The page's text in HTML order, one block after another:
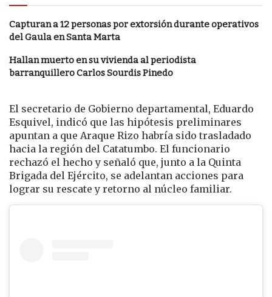
Capturan a 12 personas por extorsión durante operativos
del Gaula en Santa Marta
Hallan muerto en su vivienda al periodista
barranquillero Carlos Sourdis Pinedo
El secretario de Gobierno departamental, Eduardo
Esquivel, indicó que las hipótesis preliminares
apuntan a que Araque Rizo habría sido trasladado
hacia la región del Catatumbo. El funcionario
rechazó el hecho y señaló que, junto a la Quinta
Brigada del Ejército, se adelantan acciones para
lograr su rescate y retorno al núcleo familiar.